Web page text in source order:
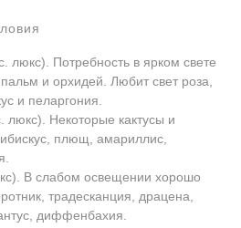
люкс). Потребность в ярком свете
и орхидей. Любит свет роза,
и пеларгония.
Некоторые кактусы и
плющ, амариллис,
В слабом освещении хорошо
традесканция, драцена,
диффенбахия.